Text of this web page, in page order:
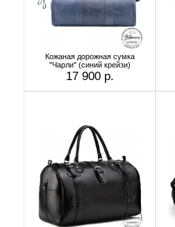
Кожаная дорожная сумка
"Чарли" (синий крейзи)
17 900 р.